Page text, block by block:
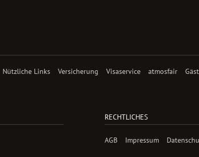
Nützliche Links Versicherung Visaservice atmosfair
RECHTLICHES
AGB Impressum